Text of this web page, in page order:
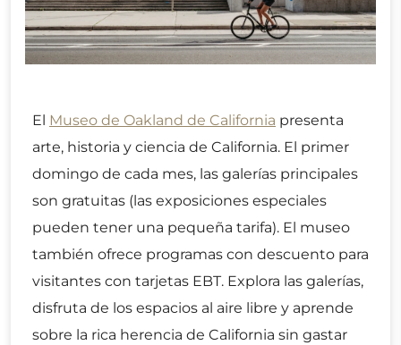
El Museo de Oakland de California presenta
arte, historia y ciencia de California. El primer
domingo de cada mes, las galerías principales
son gratuitas (las exposiciones especiales
pueden tener una pequeña tarifa). El museo
también ofrece programas con descuento para
visitantes con tarjetas EBT. Explora las galerías,
disfruta de los espacios al aire libre y aprende
sobre la rica herencia de California sin gastar